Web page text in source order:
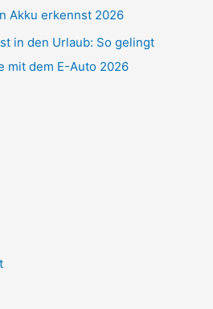
Akku erkennst 2026
in den Urlaub: So gelingt
mit dem E-Auto 2026